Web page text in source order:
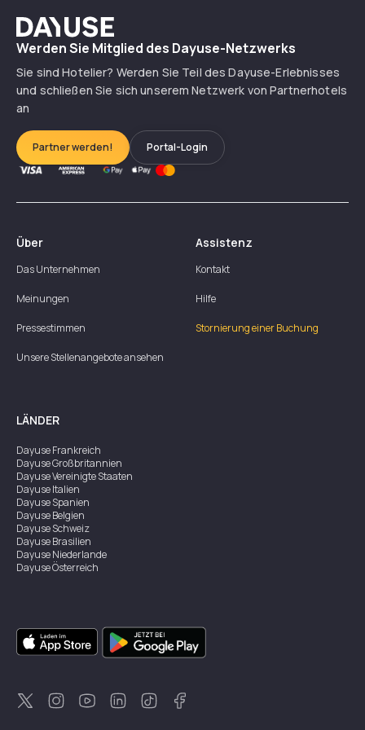
Dayuse
Werden Sie Mitglied des Dayuse-Netzwerks
Sie sind Hotelier? Werden Sie Teil des Dayuse-Erlebnisses
und schließen Sie sich unserem Netzwerk von Partnerhotels
an
Partner werden! Portal-Login
Über
Das Unternehmen
Meinungen
Pressestimmen
Unsere Stellenangebote ansehen
Assistenz
Kontakt
Hilfe
Stornierung einer Buchung
LÄNDER
DayuseFrankreich
DayuseGroßbritannien
DayuseVereinigte Staaten
DayuseItalien
DayuseSpanien
DayuseBelgien
DayuseSchweiz
DayuseBrasilien
DayuseNiederlande
DayuseÖsterreich
DayuseSingapur
DayuseZweden
DayuseThailand
DayuseNeuseeland
DayuseTürkei